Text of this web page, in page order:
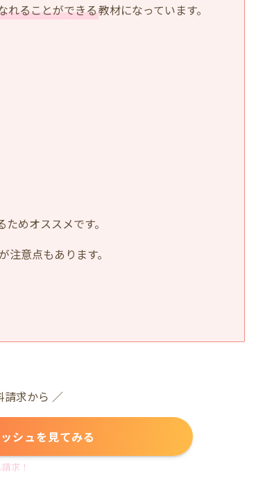
れることができる教材になっています。
めオススメです。
注意点もあります。
請求から ／
シュを見てみる
求！